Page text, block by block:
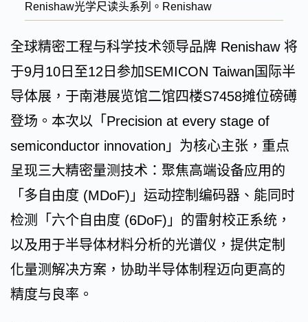
Renishaw光学尺读头系列。Renishaw
全球精密工程与科学技术领导品牌 Renishaw 将
于9月10日至12日参加SEMICON Taiwan国际半
导体展，于南港展览馆二馆四楼S7458摊位磅礡
登场。本次以「Precision at every stage of
semiconductor innovation」为核心主张，重点
呈现三大精密量测技术：聚焦高端设备应用的
「多自由度 (MDoF)」运动控制编码器、能同时
检测「六个自由度 (6DoF)」的雷射校正系统，
以及用于半导体材料分析的光谱仪，提供定制
化量测解决方案，协助半导体制程迈向更高的
精度与良率。